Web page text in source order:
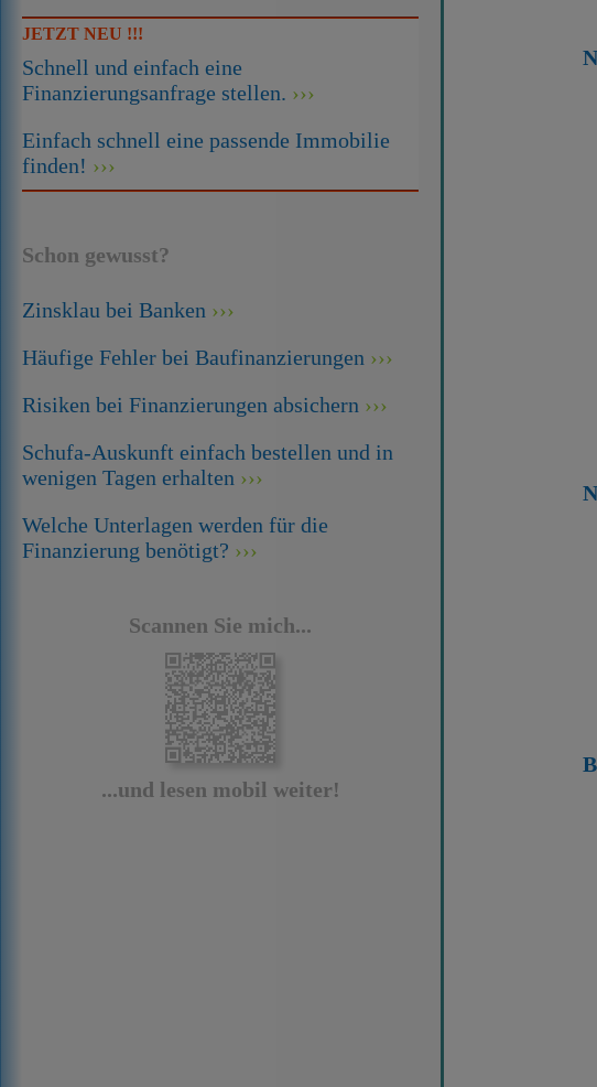
JETZT NEU !!!
Schnell und einfach eine
Finanzierungsanfrage stellen.
Einfach schnell eine passende Immobilie
finden!
Schon gewusst?
Zinsklau bei Banken
Häufige Fehler bei Baufinanzierungen
Risiken bei Finanzierungen absichern
Schufa-Auskunft einfach bestellen und in
wenigen Tagen erhalten
Welche Unterlagen werden für die
Finanzierung benötigt?
Scannen Sie mich...
...und lesen mobil weiter!